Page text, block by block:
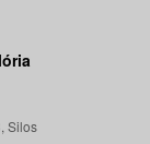
Silos